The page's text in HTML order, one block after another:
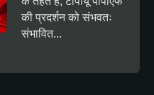
की प्रदर्शन को संभवतः
संभावित...